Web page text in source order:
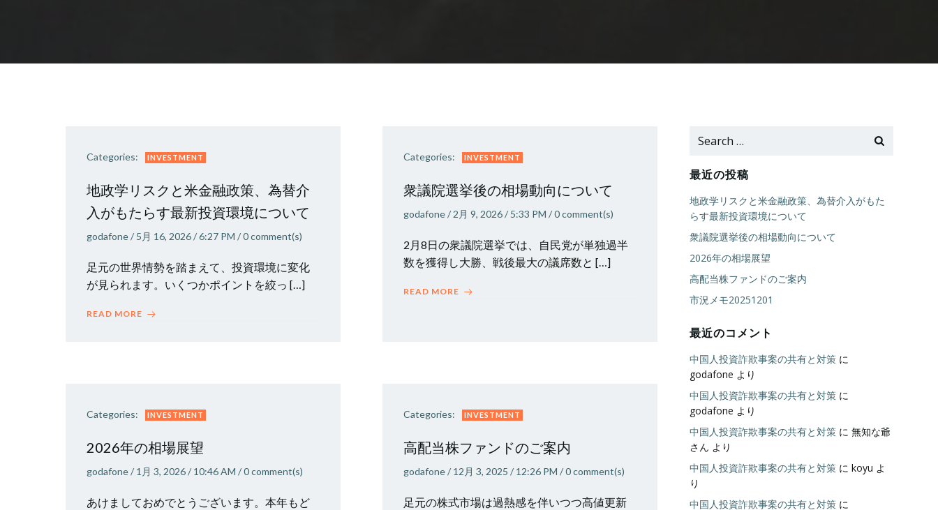
Categories: INVESTMENT
地政学リスクと米金融政策、為替介
入がもたらす最新投資環境について
godafone/ 5月 16, 2026/6:27 PM /0comment(s)
足元の世界情勢を踏まえて、投資環境に変化
が見られます。いくつかポイントを絞っ […]
READ MORE
Categories: INVESTMENT
衆議院選挙後の相場動向について
godafone/ 2月 9, 2026/ 5:33 PM /0comment(s)
2月8日の衆議院選挙では、自民党が単独過半
数を獲得し大勝、戦後最大の議席数と […]
READ MORE
Categories: INVESTMENT
2026年の相場展望
godafone/ 1月 3, 2026/ 10:46 AM /0comment(s)
あけましておめでとうございます。本年もど
Categories: INVESTMENT
高配当株ファンドのご案内
godafone/ 12月 3, 2025 / 12:26 PM /0comment(s)
足元の株式市場は過熱感を伴いつつ高値更新
Search
最近の投稿
地政学リスクと米金融政策、為替介入がもた
らす最新投資環境について
衆議院選挙後の相場動向について
2026年の相場展望
高配当株ファンドのご案内
市況メモ20251201
最近のコメント
中国人投資詐欺事案の共有と対策 に
godafone より
中国人投資詐欺事案の共有と対策 に
godafone より
中国人投資詐欺事案の共有と対策 に 無知な爺
さん より
中国人投資詐欺事案の共有と対策 に koyu よ
り
中国人投資詐欺事案の共有と対策 に